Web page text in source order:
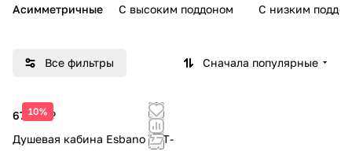
Асимметричные С высоким поддоном С низким
Все фильтры Сначала популярные
10%
67 575 ₽
Душевая кабина Esbano EST-